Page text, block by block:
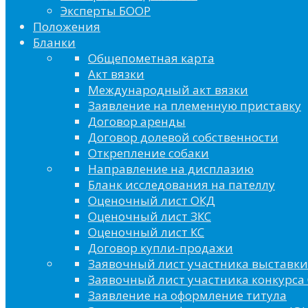
Эксперты БООР
Положения
Бланки
Общепометная карта
Акт вязки
Международный акт вязки
Заявление на племенную приставку
Договор аренды
Договор долевой собственности
Открепление собаки
Направление на дисплазию
Бланк исследования на пателлу
Оценочный лист ОКД
Оценочный лист ЗКС
Оценочный лист КС
Договор купли-продажи
Заявочный лист участника выставки
Заявочный лист участника конкурса
Заявление на оформление титула